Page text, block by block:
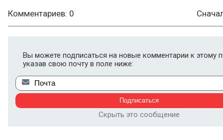
Комментариев: 0
Вы можете подписаться на новые комментарии к этому
указав свою почту в поле ниже:
Скрыть это сообщение